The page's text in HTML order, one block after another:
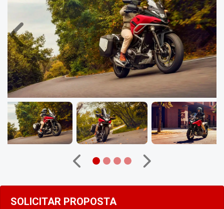
SOLICITAR PROPOSTA
Anterior
Anterior Próximo